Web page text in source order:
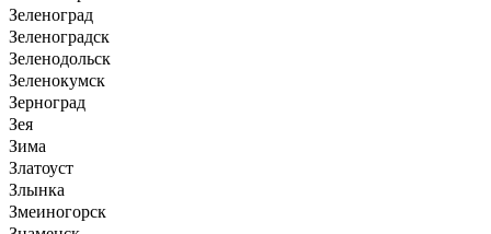
Зеленоград
Зеленоградск
Зеленодольск
Зеленокумск
Зерноград
Зея
Зима
Златоуст
Злынка
Змеиногорск